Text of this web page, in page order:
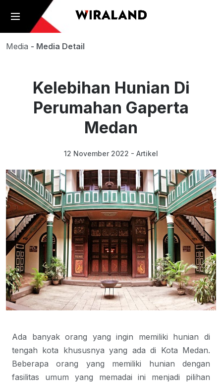
Media - Media Detail
Kelebihan Hunian Di
Perumahan Gaperta
Medan
12 November 2022 - Artikel
Ada banyak orang yang ingin memiliki hunian di
tengah kota khususnya yang ada di Kota Medan.
Beberapa orang yang memiliki hunian dengan
fasilitas umum yang memadai ini menjadi pilihan